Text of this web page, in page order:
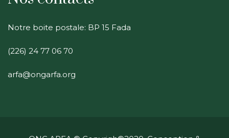
Notre boite postale: BP 15 Fada
(226) 24 77 06 70
arfa@ongarfa.org